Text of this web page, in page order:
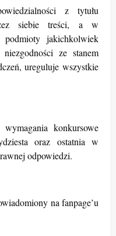
z tytułu
siebie treści, a w
jakichkolwiek
ze stanem
ureguluje wszystkie
konkursowe
oraz ostatnia w
odpowiedzi.
na fanpage’u